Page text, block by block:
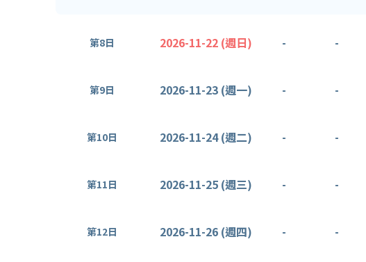
第8日 2026-11-22 (週日) - -
第9日 2026-11-23 (週一) - -
第10日 2026-11-24 (週二) - -
第11日 2026-11-25 (週三) - -
第12日 2026-11-26 (週四) - -